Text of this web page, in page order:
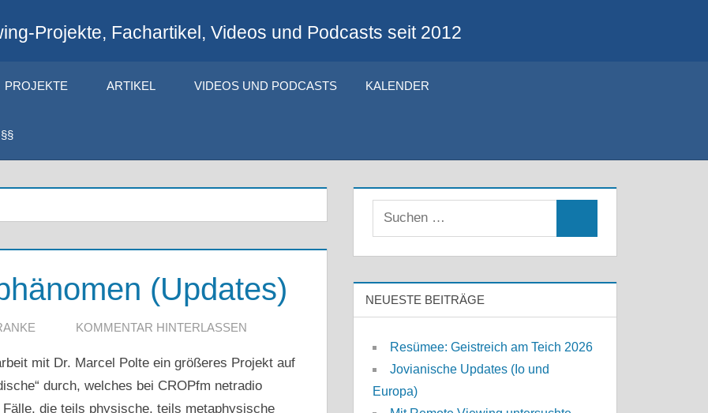
Projekte, Fachartikel, Videos und Podcasts seit 2012
PROJEKTE ARTIKEL VIDEOS UND PODCASTS KALENDER
(Updates)
KOMMENTAR HINTERLASSEN
mit Dr. Marcel Polte ein größeres Projekt auf
durch, welches bei CROPfm netradio
die teils physische, teils metaphysische
Suchen
NEUESTE BEITRÄGE
Resümee: Geistreich am Teich 2026
Jovianische Updates (Io und
Europa)